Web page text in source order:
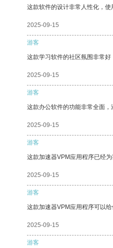
这款软件的设计非常人性化，使
2025-09-15
游客
这款学习软件的社区氛围非常好
2025-09-15
游客
这款办公软件的功能非常全面
2025-09-15
游客
这款加速器VPM应用程序已经为
2025-09-15
游客
这款加速器VPM应用程序可以
2025-09-15
游客